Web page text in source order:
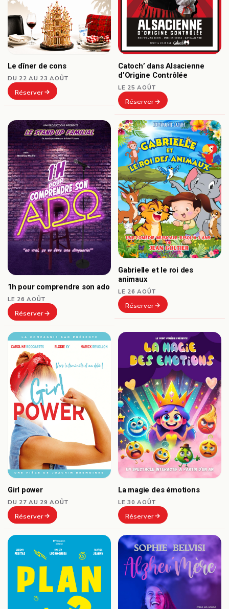
Le dîner de cons
DU 22 AU 23 AOÛT
Réserver
Catoch’ dans Alsacienne
d’Origine Contrôlée
LE 25 AOÛT
Réserver
1h pour comprendre son ado
LE 26 AOÛT
Réserver
Gabrielle et le roi des
animaux
LE 26 AOÛT
Réserver
Girl power
DU 27 AU 29 AOÛT
Réserver
La magie des émotions
LE 30 AOÛT
Réserver